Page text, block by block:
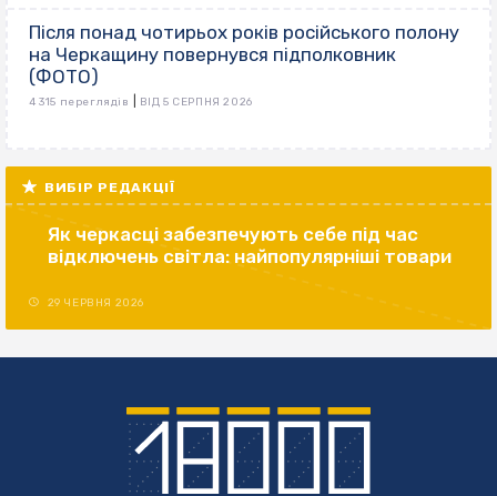
Після понад чотирьох років російського полону
на Черкащину повернувся підполковник
(ФОТО)
4 315 переглядів ВІД 5 СЕРПНЯ 2026
ВИБІР РЕДАКЦІЇ
Як черкасці забезпечують себе під час
відключень світла: найпопулярніші товари
29 ЧЕРВНЯ 2026